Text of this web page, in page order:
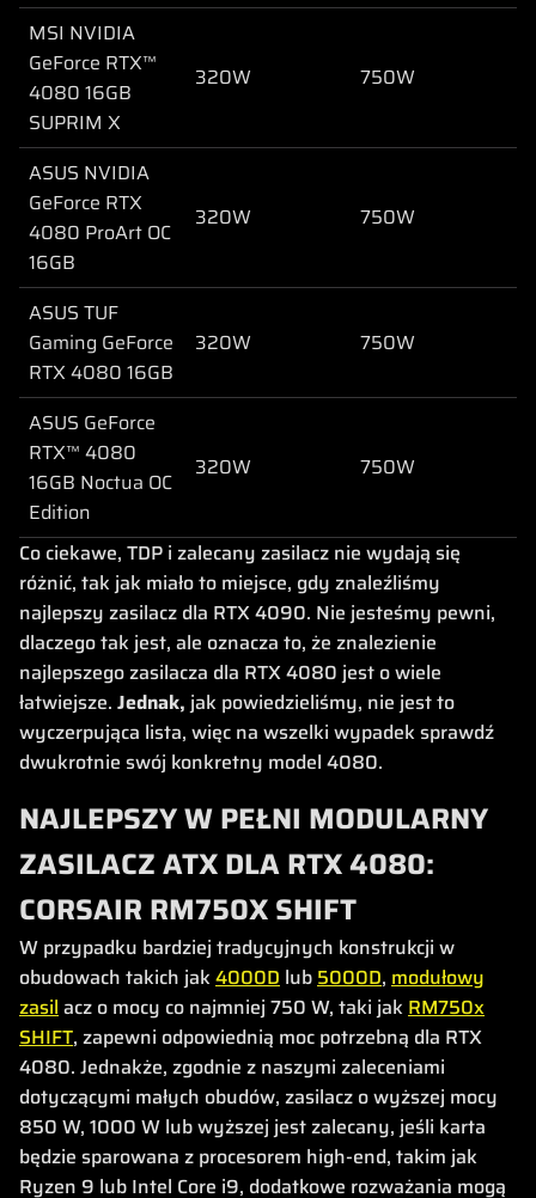
MSI NVIDIA
GeForce RTX™
4080 16GB
SUPRIM X
320W 750W
ASUS NVIDIA
GeForce RTX
4080 ProArt OC
16GB
320W 750W
ASUS TUF
Gaming GeForce
RTX 4080 16GB
320W 750W
ASUS GeForce
RTX™ 4080
16GB Noctua OC
Edition
320W 750W
Co ciekawe, TDP i zalecany zasilacz nie wydają się
różnić, tak jak miało to miejsce, gdy znaleźliśmy
najlepszy zasilacz dla RTX 4090. Nie jesteśmy pewni,
dlaczego tak jest, ale oznacza to, że znalezienie
najlepszego zasilacza dla RTX 4080 jest o wiele
łatwiejsze. Jednak, jak powiedzieliśmy, nie jest to
wyczerpująca lista, więc na wszelki wypadek sprawdź
dwukrotnie swój konkretny model 4080.
NAJLEPSZY W PEŁNI MODULARNY
ZASILACZ ATX DLA RTX 4080:
CORSAIR RM750X SHIFT
W przypadku bardziej tradycyjnych konstrukcji w
obudowach takich jak 4000D lub5000D, modułowy
zasilacz o mocy co najmniej 750 W, taki jak RM750x
SHIFT, zapewni odpowiednią moc potrzebną dla RTX
4080. Jednakże, zgodnie z naszymi zaleceniami
dotyczącymi małych obudów, zasilacz o wyższej mocy
850 W, 1000 W lub wyższej jest zalecany, jeśli karta
będzie sparowana z procesorem high-end, takim jak
Ryzen 9 lub Intel Core i9, dodatkowe rozważania mogą